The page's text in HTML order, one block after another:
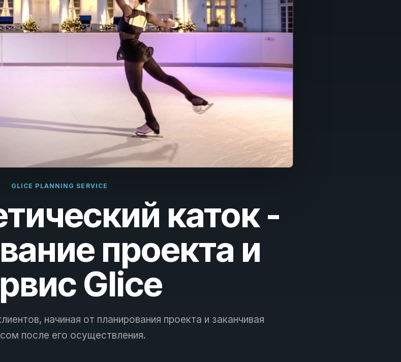
GLICE PLANNING SERVICE
каток -
проекта и
Glice
начиная от планирования проекта и заканчивая
после его осуществления.